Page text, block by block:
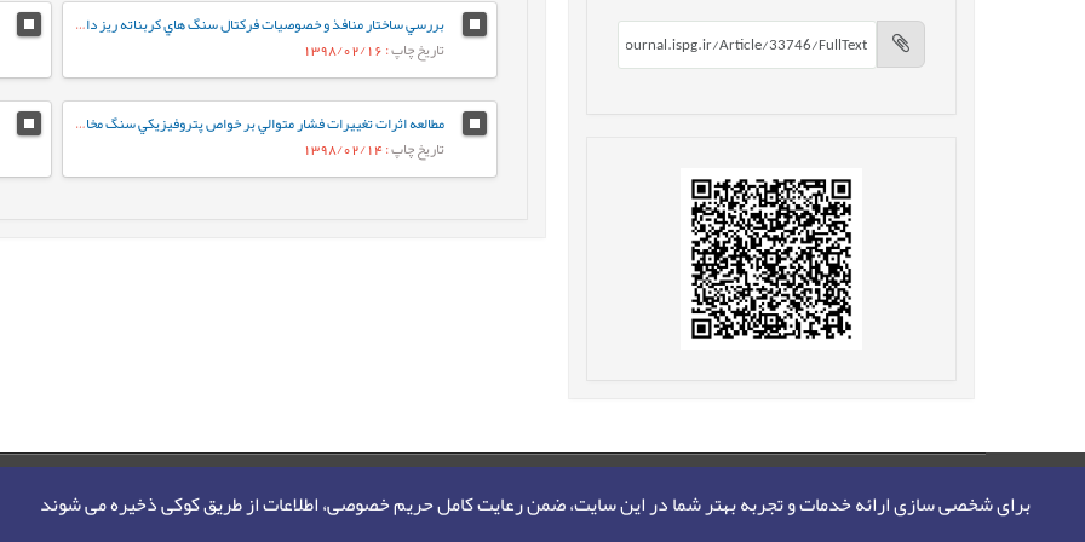
برای شخصی سازی ارائه خدمات و تجربه بهتر شما در این سایت، ضمن رعایت کامل حریم خصوصی، اطلاعات از طریق کوکی ذخیره می شوند
بررسي ساختار منافذ و خصوصيات فرکتال سنگ هاي کربناته ريز دانه‌ي گرو و سرگلو با استفاده از آناليز جذب در فشار پايين نيتروژن
تاریخ چاپ: 1398/02/16
مطالعه اثرات تغييرات فشار متوالي بر خواص پتروفيزيکي سنگ مخازن کربناته
تاریخ چاپ: 1398/02/14